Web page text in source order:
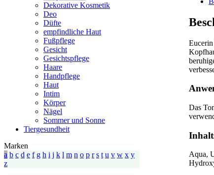
Das
Aqua,
Dekorative Kosmetik
Deo
Düfte
empfindliche Haut
Fußpflege
Gesicht
Gesichtspflege
Haare
Handpflege
Haut
Intim
Körper
Nägel
Sommer und Sonne
Tiergesundheit
Marken
a b c d e f g h i j k l m n o p r s t u v w x y
z